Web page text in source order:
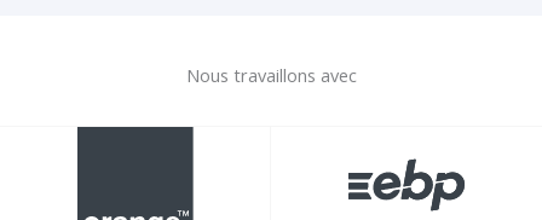
Nous travaillons avec